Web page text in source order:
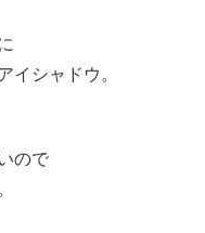
イシャドウ。
ので